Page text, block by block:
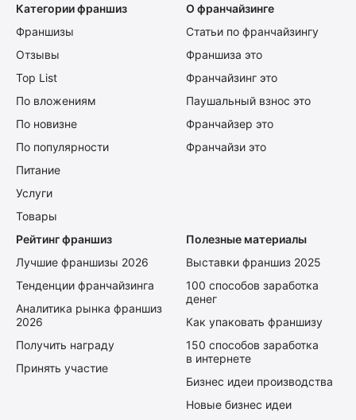
Категории франшиз
Франшизы
Отзывы
Top List
По вложениям
По новизне
По популярности
Питание
Услуги
Товары
О франчайзинге
Статьи по франчайзингу
Франшиза это
Франчайзинг это
Паушальный взнос это
Франчайзер это
Франчайзи это
Рейтинг франшиз
Лучшие франшизы 2026
Тенденции франчайзинга
Аналитика рынка франшиз
2026
Получить награду
Принять участие
Полезные материалы
Выставки франшиз 2025
100 способов заработка
денег
Как упаковать франшизу
150 способов заработка
в интернете
Бизнес идеи производства
Новые бизнес идеи